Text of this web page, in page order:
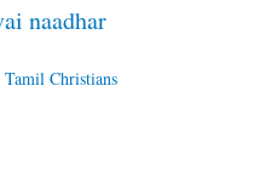
naadhar
Tamil Christians